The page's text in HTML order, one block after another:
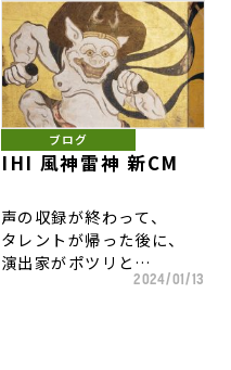
CM好感度躍進企業2位
に。
実際に、アクティブ会員数
も１００万人以上になり、
店舗数も含めて、日本一の
ジムに急成長しました。
が売れる広告」をつくりた
い
企業の皆さま、ぜひ、１７
へお声がけください。
CMを見たからだと。
そのCMには、
１９７０年の発表から５３
年が経つ
サイモン＆ガーファンクル
の名曲
『明日に架ける橋』が使わ
日本の広告史上、初めての
ことです。
これまで、一度も許諾がお
担当している
東芝ブレイブルーパス東京
が、
今シーズン、絶好調！
試合演出をしている
ホストゲームの日は、
朝早くからリハーサルがあ
ブログ
2024/01/13
IHI 風神雷神 新CM
声の収録が終わって、
タレントが帰った後に、
演出家がポツリと
「たしかに、お金の取れる